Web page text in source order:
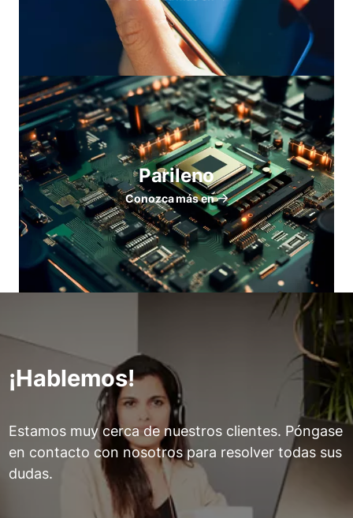
Parileno
Conozca más en
¡Hablemos!
Estamos muy cerca de nuestros clientes. Póngase
en contacto con nosotros para resolver todas sus
dudas.